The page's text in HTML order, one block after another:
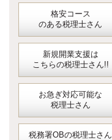
格安コース
のある税理士さん
新規開業支援は
こちらの税理士さん!!
お急ぎ対応可能な
税理士さん
税務署OBの税理士さん